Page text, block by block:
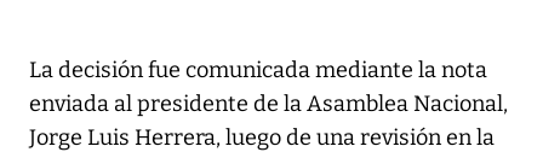
La decisión fue comunicada mediante la nota
enviada al presidente de la Asamblea Nacional,
Jorge Luis Herrera, luego de una revisión en la